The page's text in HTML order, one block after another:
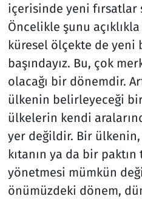
içerisinde yeni fırsatlar
Öncelikle şunu
küresel ölçekte de yeni
başındayız. Bu, çok
olacağı bir dönemdir.
ülkenin belirleyeceği
ülkelerin kendi
yer değildir. Bir
kıtanın ya da bir paktın
yönetmesi mümkün
önümüzdeki dönem,